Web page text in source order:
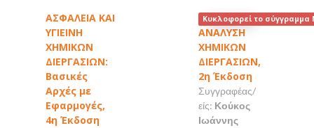
ΑΣΦΑΛΕΙΑ ΚΑΙ
ΥΓΙΕΙΝΗ
ΧΗΜΙΚΩΝ
ΔΙΕΡΓΑΣΙΩΝ:
Βασικές
Αρχές με
Εφαρμογές,
4η Έκδοση
Κυκλοφορεί το σύγγραμμα
ΑΝΑΛΥΣΗ
ΧΗΜΙΚΩΝ
ΔΙΕΡΓΑΣΙΩΝ,
2η Έκδοση
Συγγραφέας/
είς: Κούκος
Ιωάννης